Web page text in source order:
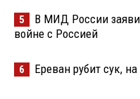
5
В МИД России
войне с Россией
6 Ереван рубит сук,